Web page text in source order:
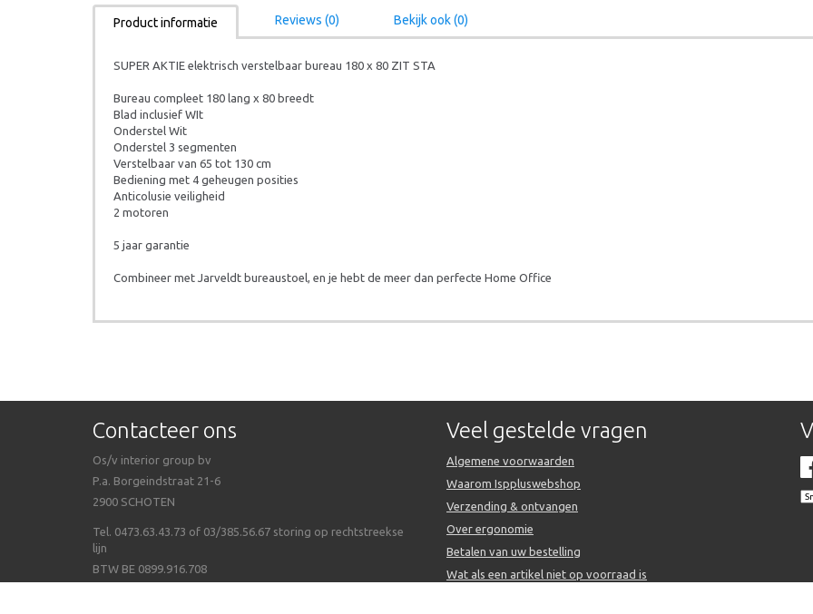
Product informatie Reviews (0) Bekijk ook (0)
SUPER AKTIE elektrisch verstelbaar bureau 180 x 80 ZIT STA
Bureau compleet 180 lang x 80 breedt
Blad inclusief WIt
Onderstel Wit
Onderstel 3 segmenten
Verstelbaar van 65 tot 130 cm
Bediening met 4 geheugen posities
Anticolusie veiligheid
2 motoren
5 jaar garantie
Combineer met Jarveldt bureaustoel, en je hebt de meer dan perfecte Home Office
Contacteer ons
Os/v interior group bv
P.a. Borgeindstraat 21-6
2900 SCHOTEN
Tel. 0473.63.43.73 of 03/385.56.67 storing op rechtstreekse
lijn
BTW BE 0899.916.708
Veel gestelde vragen
Algemene voorwaarden
Waarom Isppluswebshop
Verzending & ontvangen
Over ergonomie
Betalen van uw bestelling
Wat als een artikel niet op voorraad is